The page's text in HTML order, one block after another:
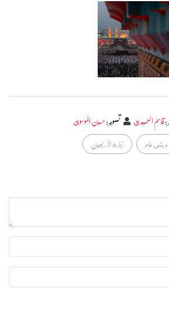
:قاسم العميدي تصوير:حسين الموسوي
عامر زيارة الأربعين